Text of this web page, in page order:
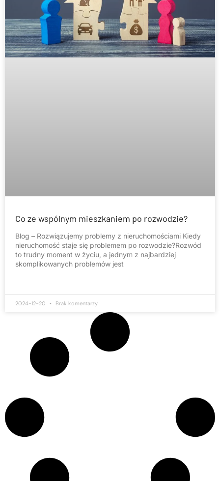
Co ze wspólnym mieszkaniem po rozwodzie?
Blog – Rozwiązujemy problemy z nieruchomościami Kiedy
nieruchomość staje się problemem po rozwodzie?Rozwód
to trudny moment w życiu, a jednym z najbardziej
skomplikowanych problemów jest
2024-12-20 Brak komentarzy